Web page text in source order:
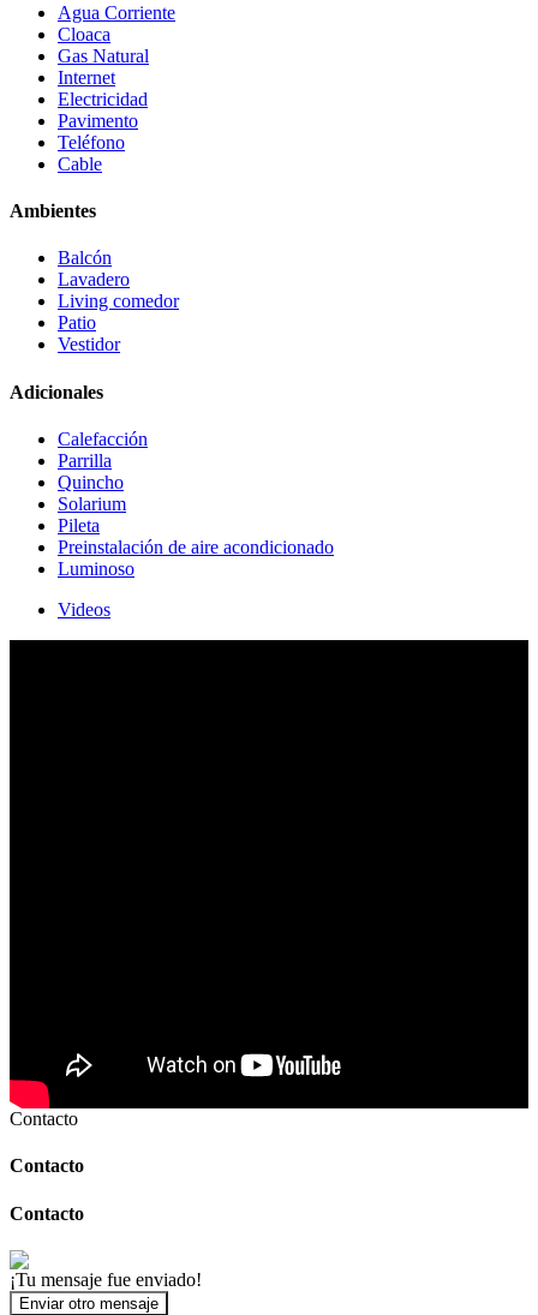
Agua Corriente
Cloaca
Gas Natural
Internet
Electricidad
Pavimento
Teléfono
Cable
Ambientes
Balcón
Lavadero
Living comedor
Patio
Vestidor
Adicionales
Calefacción
Parrilla
Quincho
Solarium
Pileta
Preinstalación de aire acondicionado
Luminoso
Videos
Contacto
Contacto
Contacto
¡Tu mensaje fue enviado!
Enviar otro mensaje